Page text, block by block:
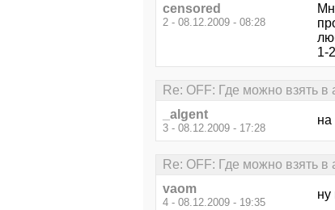
censored
2 - 08.12.2009 - 08:28
1-
Re: OFF: Где можно взять
_algent
3 - 08.12.2009 - 17:28
на
Re: OFF: Где можно взять
vaom
4 - 08.12.2009 - 19:35
ну